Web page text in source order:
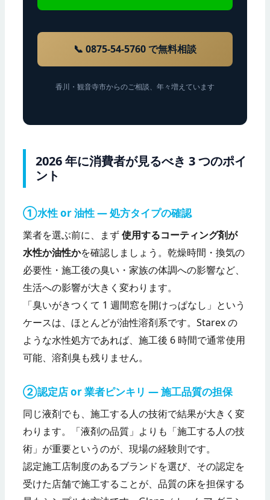
📞 0875-54-5760 で無料相談
香川・観音寺市からのご相談、年々増えています
2026 年に消費者が見るべき 3 つのポイ
ント
①水性 or 油性 — 処方タイプの確認
業者を選ぶ前に、まず使用するコーティング剤が
水性か油性かを確認しましょう。乾燥時間・換気の
必要性・施工後の臭い・家族の体調への影響など、
生活への影響が大きく変わります。
「臭いがきつくて 1 週間窓を開けっぱなし」という
ケースは、ほとんどが油性溶剤系です。Starex の
ような水性処方であれば、施工後 6 時間で通常使用
可能、溶剤臭も残りません。
②認定店 or 業者ピンキリ — 施工品質の担保
同じ液剤でも、施工する人の技術で結果が大きく変
わります。「液剤の品質」よりも「施工する人の技
術」が重要というのが、現場の経験則です。
認定施工店制度のあるブランドを選び、その認定を
受けた店舗で施工することが、品質の床を担保する